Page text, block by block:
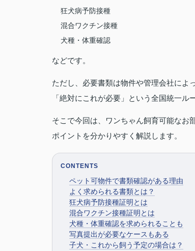
狂犬病予防接種
混合ワクチン接種
犬種・体重確認
などです。
ただし、必要書類は物件や管理会社によ
「絶対にこれが必要」という全国統一ル
そこで今回は、ワンちゃん飼育可能なお
ポイントを分かりやすく解説します。
CONTENTS
ペット可物件で書類確認がある理由
よく求められる書類とは？
狂犬病予防接種証明とは
混合ワクチン接種証明とは
犬種・体重確認を求められることも
写真提出が必要なケースもある
子犬・これから飼う予定の場合は？